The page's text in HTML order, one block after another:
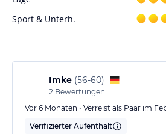
24 Stunden Zimmerservice
Wäscherei-Service
Arzt auf Abruf
Shuttle Bus
Business Center
Tauchzenter
Sport & Unterh.
Imke (56-60)
2 Bewertungen
Vor 6 Monaten • Verreist als Paar im
Verifizierter Aufenthalt